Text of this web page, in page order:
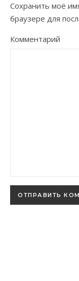
Сохранить моё
браузере для
Комментарий